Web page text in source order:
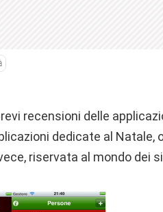
recensioni delle
dedicate al Natale,
riservata al mondo dei